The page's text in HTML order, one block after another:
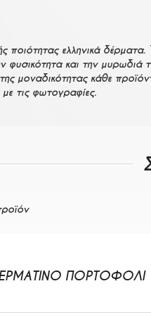
ποιότητας ελληνικά
φυσικότητα και την
μοναδικότητας κάθε
τις φωτογραφίες.
ΠΟΡΤΟΦΌΛΙ